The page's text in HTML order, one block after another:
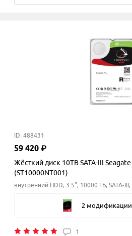
ID: 488431
59 420 ₽
Жёсткий диск 10TB SATA-III
(ST10000NT001)
внутренний HDD, 3.5", 10000 ГБ, SATA-
2 модификации
1